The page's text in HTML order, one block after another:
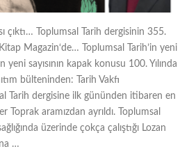
çıktı… Toplumsal Tarih dergisinin 355.
Magazin‘de… Toplumsal Tarih’in yeni
yeni sayısının kapak konusu 100. Yılında
bülteninden: Tarih Vakfı
Tarih dergisine ilk gününden itibaren en
aramızdan ayrıldı. Toplumsal
üzerinde çokça çalıştığı Lozan
…